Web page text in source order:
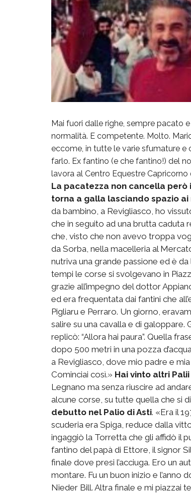
Mai fuori dalle righe, sempre pacato
normalità. E competente. Molto.
eccome, in tutte le varie sfumature e
farlo. Ex fantino (e che fantino!) del
lavora al Centro Equestre Capricorno
La pacatezza non cancella
torna a galla lasciando spazio
da bambino, a Revigliasco, ho
che in seguito ad una brutta caduta
che, visto che non avevo troppa
da Sorba, nella macelleria al
nutriva una grande passione ed è
tempi le corse si svolgevano in
grazie all’impegno del dottor
ed era frequentata dai fantini che
Pigliaru e Perraro. Un giorno,
salire su una cavalla e di galoppare.
replicò: “Allora hai paura”. Quella
dopo 500 metri in una pozza
a Revigliasco, dove mio padre e
Cominciai così.» Hai vinto altri
Legnano ma senza riuscire ad
alcune corse, su tutte quella che si
debutto nel Palio di Asti. «Era il
scuderia era Spiga, reduce dalla
ingaggiò la Torretta che gli affidò il
fantino del papà di Ettore, il signor
finale dove presi l’acciuga. Ero un
montare. Fu un buon inizio e l’anno
Nieder Bill. Altra finale e mi piazzai